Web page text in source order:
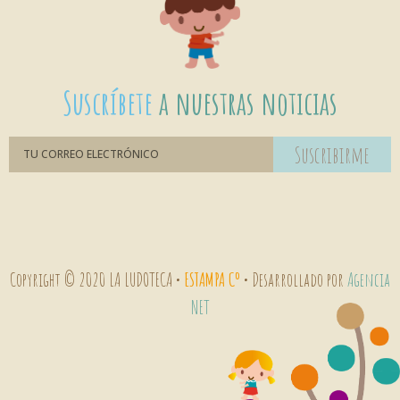
Suscríbetea nuestras noticias
Suscribirme
Copyright © 2020 LA LUDOTECA • ESTAMPA Cº • Desarrollado porAgencia
NET